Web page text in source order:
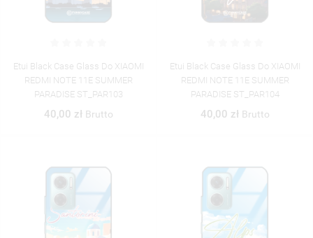
Etui Black Case Glass Do XIAOMI
REDMI NOTE 11E SUMMER
PARADISE ST_PAR103
40,00 zł Brutto
Etui Black Case Glass Do XIAOMI
REDMI NOTE 11E SUMMER
PARADISE ST_PAR104
40,00 zł Brutto